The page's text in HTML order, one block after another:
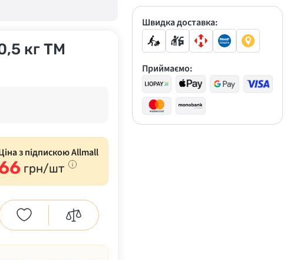
кг ТМ
з підпискою Allmall
грн/шт
Знижки до -30%
Швидка доставка:
Приймаємо: